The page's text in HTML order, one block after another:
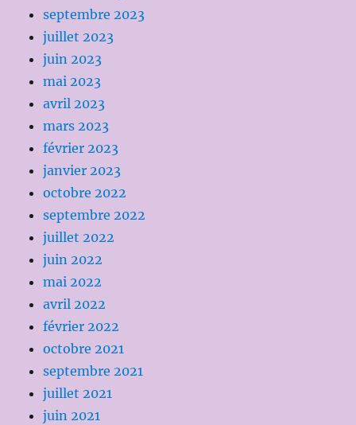
septembre 2023
juillet 2023
juin 2023
mai 2023
avril 2023
mars 2023
février 2023
janvier 2023
octobre 2022
septembre 2022
juillet 2022
juin 2022
mai 2022
avril 2022
février 2022
octobre 2021
septembre 2021
juillet 2021
juin 2021